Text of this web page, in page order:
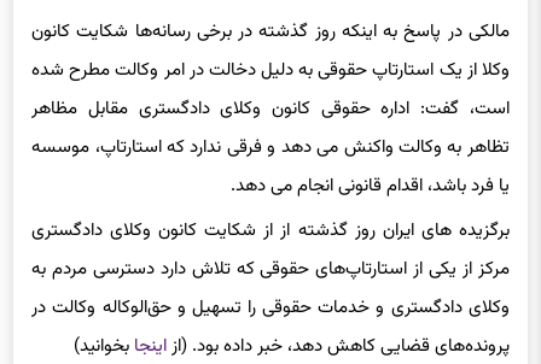
مالکی در پاسخ به اینکه روز گذشته در برخی رسانه‌ها شکایت کانون
وکلا از یک استارتاپ حقوقی به دلیل دخالت در امر وکالت مطرح شده
است، گفت: اداره حقوقی کانون وکلای دادگستری مقابل مظاهر
تظاهر به وکالت واکنش می دهد و فرقی ندارد که استارتاپ، موسسه
یا فرد باشد، اقدام قانونی انجام می دهد.
برگزیده های ایران روز گذشته از از شکایت کانون وکلای دادگستری
مرکز از یکی از استارتاپ‌های حقوقی که تلاش دارد دسترسی مردم به
وکلای دادگستری و خدمات حقوقی را تسهیل و حق‌الوکاله وکالت در
پرونده‌های قضایی کاهش دهد، خبر داده بود. (ازاینجا بخوانید)